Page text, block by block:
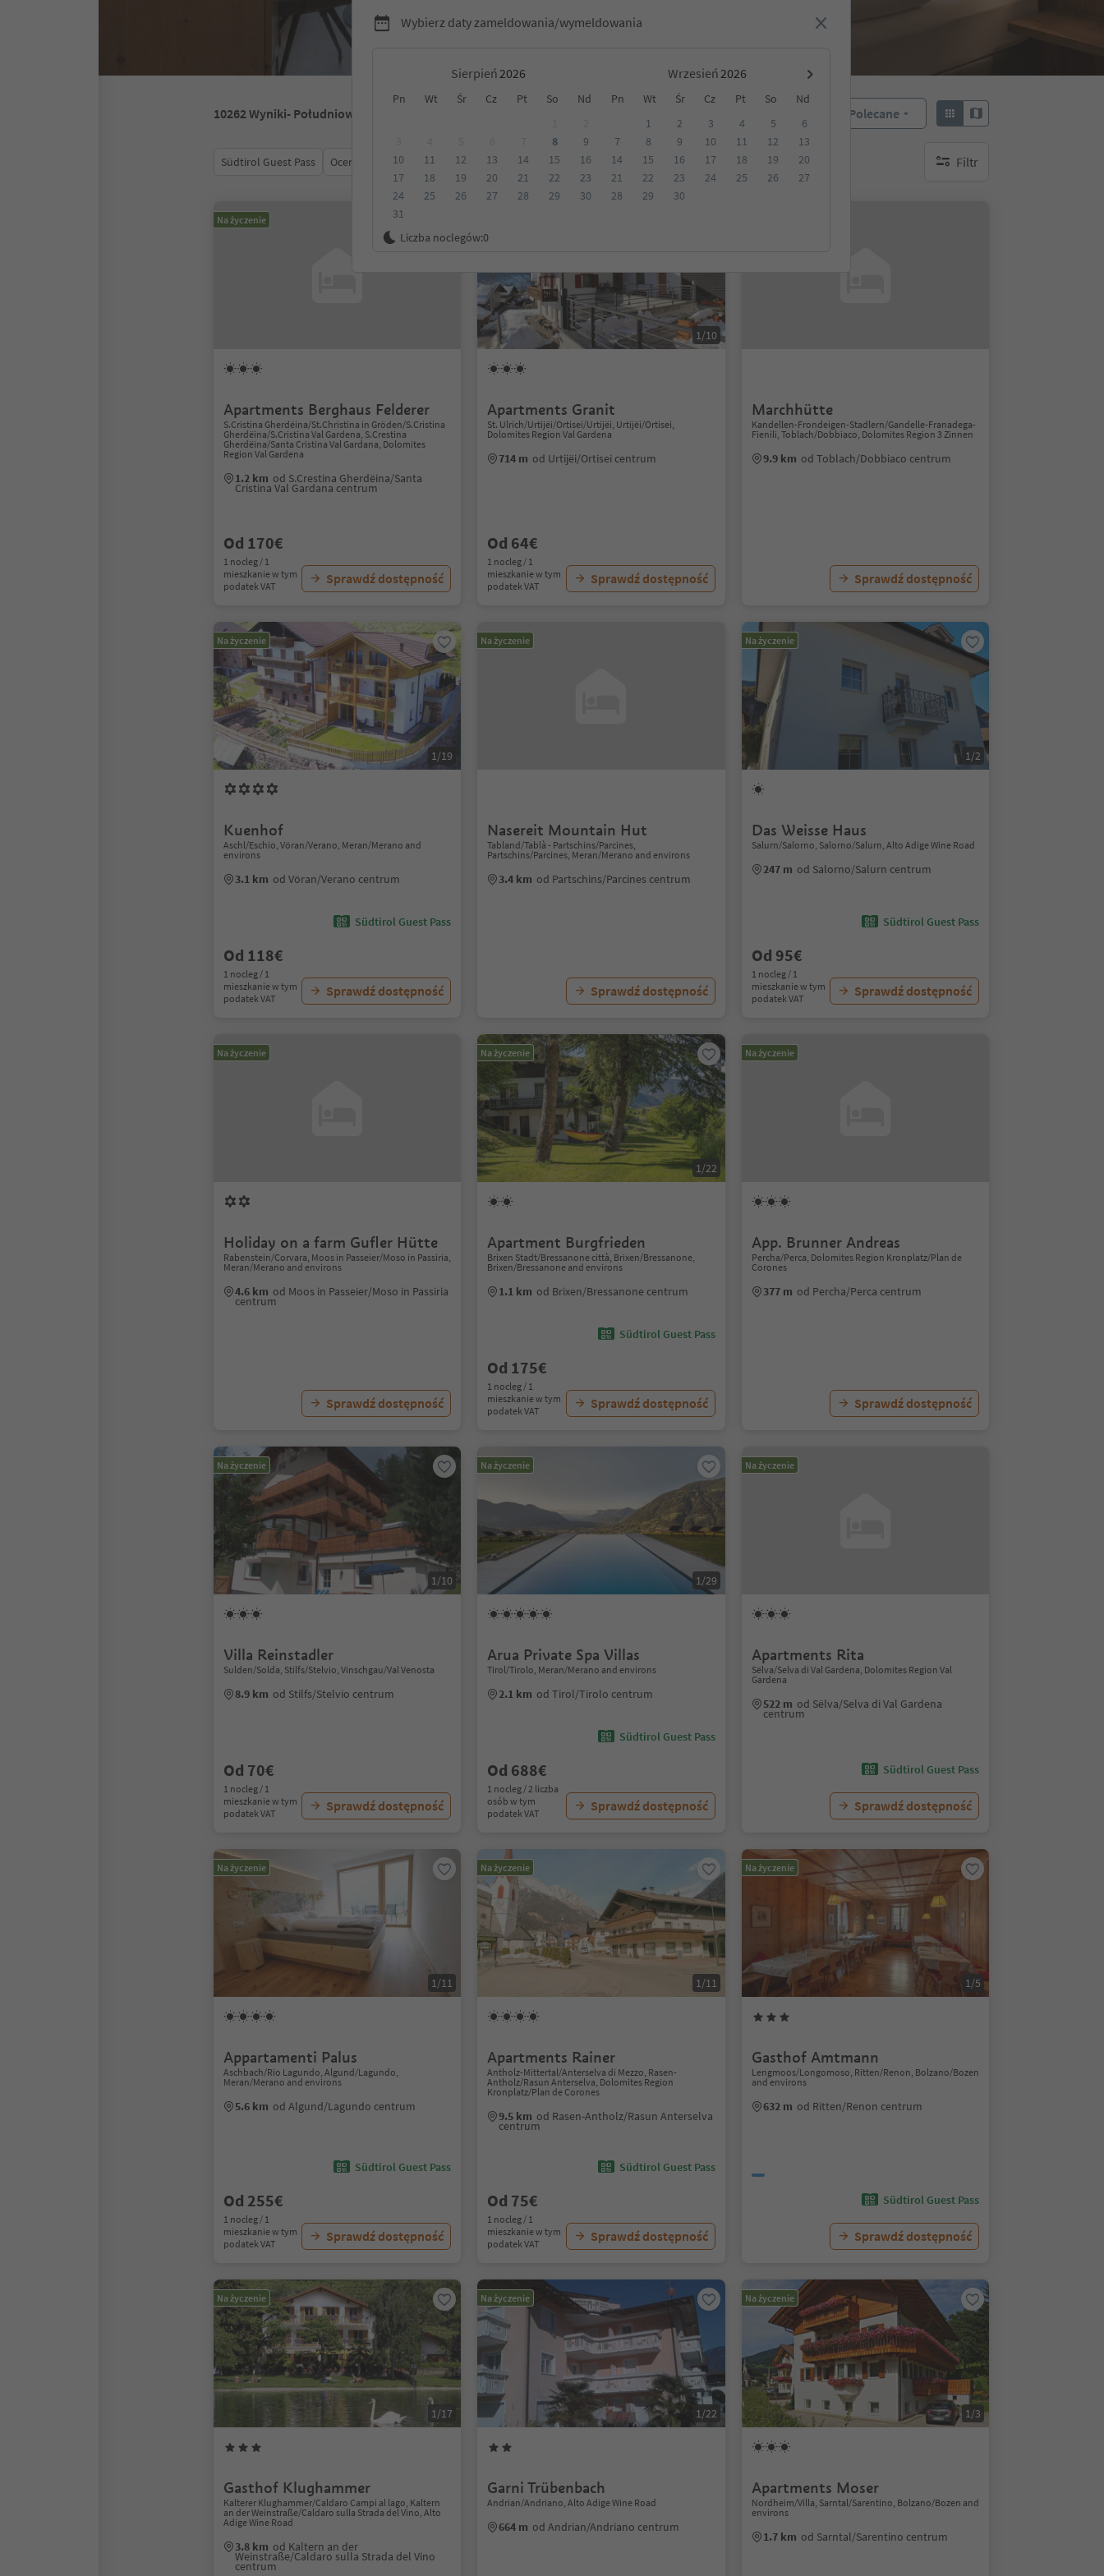
Wybierz daty zameldowania/wymeldowania
Sierpień Wrzesień
Pn Wt Śr Cz Pt So Nd Pn Wt Śr Cz Pt So
Nd
8
9
10
11 12 13 14 15
16
17
18 19 20 21 22
23
24
25 26 27 28 29
30
31
1 2 3 4 5
6
7
8 9 10 11 12
13
14
15 16 17 18 19
20
21
22 23 24 25 26
27
28
29 30
Liczba noclegów:0
10262Wyniki- Południowy Tyrol Polecane
Südtirol Guest Pass Ocena Kategoria Opcje wyżywienia Ekologiczne zakwaterowanie Filtr
brak aktywnych filtrów
Na życzenie
Apartments Berghaus Felderer
S.Cristina Gherdëina/St.Christina in Gröden/S.Cristina
Gherdëina/S.Cristina Val Gardena, S.Crestina
Gherdëina/Santa Cristina Val Gardana, Dolomites
Region Val Gardena
1.2 km od S.Crestina Gherdëina/Santa
Cristina Val Gardana centrum
Od 170€
1 nocleg / 1
mieszkanie w tym
podatek VAT
Sprawdź dostępność
1/10
Apartments Granit
St. Ulrich/Urtijëi/Ortisei/Urtijëi, Urtijëi/Ortisei,
Dolomites Region Val Gardena
714 m od Urtijëi/Ortisei centrum
Od 64€
1 nocleg / 1
mieszkanie w tym
podatek VAT
Sprawdź dostępność
Marchhütte
Kandellen-Frondeigen-Stadlern/Gandelle-Franadega-
Fienili, Toblach/Dobbiaco, Dolomites Region 3 Zinnen
9.9 km od Toblach/Dobbiaco centrum
Sprawdź dostępność
Na życzenie
1/19
Kuenhof
Aschl/Eschio, Vöran/Verano, Meran/Merano and
environs
3.1 km od Vöran/Verano centrum
Südtirol Guest Pass
Od 118€
1 nocleg / 1
mieszkanie w tym
podatek VAT
Sprawdź dostępność
Na życzenie
Nasereit Mountain Hut
Tabland/Tablà - Partschins/Parcines,
Partschins/Parcines, Meran/Merano and environs
3.4 km od Partschins/Parcines centrum
Sprawdź dostępność
Na życzenie
1/2
Das Weisse Haus
Salurn/Salorno, Salorno/Salurn, Alto Adige Wine Road
247 m od Salorno/Salurn centrum
Südtirol Guest Pass
Od 95€
1 nocleg / 1
mieszkanie w tym
podatek VAT
Sprawdź dostępność
Na życzenie
Holiday on a farm Gufler Hütte
Rabenstein/Corvara, Moos in Passeier/Moso in Passiria,
Meran/Merano and environs
4.6 km od Moos in Passeier/Moso in Passiria
centrum
Sprawdź dostępność
Na życzenie
1/22
Apartment Burgfrieden
Brixen Stadt/Bressanone città, Brixen/Bressanone,
Brixen/Bressanone and environs
1.1 km od Brixen/Bressanone centrum
Südtirol Guest Pass
Od 175€
1 nocleg / 1
mieszkanie w tym
podatek VAT
Sprawdź dostępność
Na życzenie
App. Brunner Andreas
Percha/Perca, Dolomites Region Kronplatz/Plan de
Corones
377 m od Percha/Perca centrum
Sprawdź dostępność
Na życzenie
1/10
Villa Reinstadler
Sulden/Solda, Stilfs/Stelvio, Vinschgau/Val Venosta
8.9 km od Stilfs/Stelvio centrum
Od 70€
1 nocleg / 1
mieszkanie w tym
podatek VAT
Sprawdź dostępność
Na życzenie
1/29
Arua Private Spa Villas
Tirol/Tirolo, Meran/Merano and environs
2.1 km od Tirol/Tirolo centrum
Südtirol Guest Pass
Od 688€
1 nocleg / 2 liczba
osób w tym
podatek VAT
Sprawdź dostępność
Na życzenie
Apartments Rita
Sëlva/Selva di Val Gardena, Dolomites Region Val
Gardena
522 m od Sëlva/Selva di Val Gardena
centrum
Südtirol Guest Pass
Sprawdź dostępność
Na życzenie
1/11
Appartamenti Palus
Aschbach/Rio Lagundo, Algund/Lagundo,
Meran/Merano and environs
5.6 km od Algund/Lagundo centrum
Südtirol Guest Pass
Od 255€
1 nocleg / 1
mieszkanie w tym
podatek VAT
Sprawdź dostępność
Na życzenie
1/11
Apartments Rainer
Antholz-Mittertal/Anterselva di Mezzo, Rasen-
Antholz/Rasun Anterselva, Dolomites Region
Kronplatz/Plan de Corones
9.5 km od Rasen-Antholz/Rasun Anterselva
centrum
Südtirol Guest Pass
Od 75€
1 nocleg / 1
mieszkanie w tym
podatek VAT
Sprawdź dostępność
Na życzenie
1/5
Gasthof Amtmann
Lengmoos/Longomoso, Ritten/Renon, Bolzano/Bozen
and environs
632 m od Ritten/Renon centrum
Südtirol Guest Pass
Sprawdź dostępność
Na życzenie
1/17
Gasthof Klughammer
Kalterer Klughammer/Caldaro Campi al lago, Kaltern
an der Weinstraße/Caldaro sulla Strada del Vino, Alto
Adige Wine Road
3.8 km od Kaltern an der
Weinstraße/Caldaro sulla Strada del Vino
centrum
Na życzenie
1/22
Garni Trübenbach
Andrian/Andriano, Alto Adige Wine Road
664 m od Andrian/Andriano centrum
Na życzenie
1/3
Apartments Moser
Nordheim/Villa, Sarntal/Sarentino, Bolzano/Bozen and
environs
1.7 km od Sarntal/Sarentino centrum